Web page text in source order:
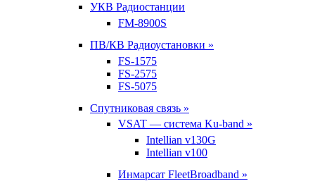
УКВ Радиостанции
FM-8900S
ПВ/КВ Радиоустановки »
FS-1575
FS-2575
FS-5075
Спутниковая связь »
VSAT — система Ku-band »
Intellian v130G
Intellian v100
Инмарсат FleetBroadband »